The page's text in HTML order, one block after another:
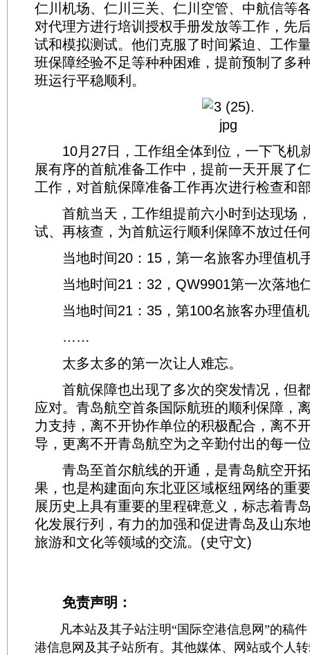
仁川机场、仁川三关、仁川空管、中航信等
对代理方进行培训授权手册发放等工作，先
试和模拟测试。他们克服了时间紧迫、工作
班保障经验不足等种种困难，提前预制了多
班运行平稳顺利。
10月27日，工作组全体到位，一下飞机
展有序的首航准备工作中，提前一天开展了
工作，对首航保障准备工作再次进行检查和
首航当天，工作组提前六小时到达现场
试、再核查，为首航运行顺利保障不放过任
当地时间20：15，第一名旅客办理值机
当地时间21：32，QW9901第一次落地
当地时间21：35，第100名旅客办理值机
……
太多太多的第一次让人难忘。
首航保障也出现了多次的突发情况，但
应对。青岛航空首条国际航班的顺利保障，
力支持，离不开协作单位的积极配合，离不
导，更离不开青岛航空为之辛勤付出的每一
青岛至首尔航线的开通，是青岛航空开
果，也是构建面向东北亚区域枢纽网络的重
展历史上具有重要的里程碑意义，标志着青
化发展行列，有力的加强和促进青岛及山东
旅游和文化等领域的交流。(史守文)
免责声明：
凡本站及其子站注明“国际空港信息网”的稿件
港信息网及其子站所有。其他媒体、网站或个人